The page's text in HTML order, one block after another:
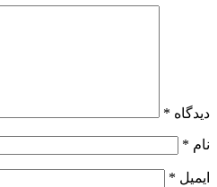
دیدگاه *
نام *
ایمیل *